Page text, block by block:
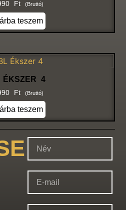
Ft (bruttó)
teszem
4
Ft (bruttó)
teszem